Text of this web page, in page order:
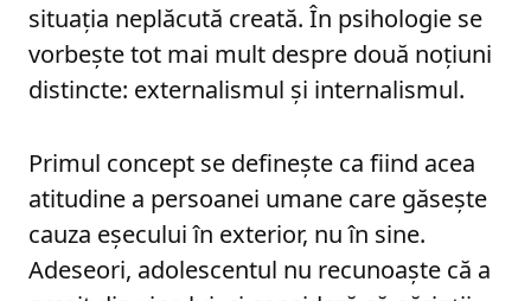
situația neplăcută creată. În psihologie se
vorbește tot mai mult despre două noțiuni
distincte: externalismul și internalismul.
Primul concept se definește ca fiind acea
atitudine a persoanei umane care găsește
cauza eșecului în exterior, nu în sine.
Adeseori, adolescentul nu recunoaște că a